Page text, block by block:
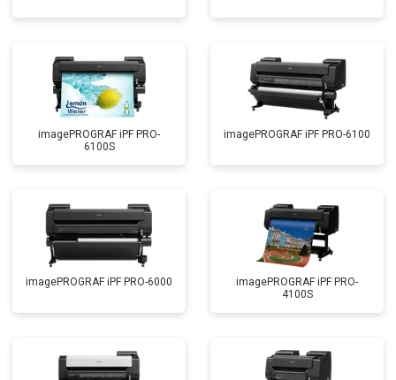
imagePROGRAF iPF PRO-
6100S
imagePROGRAF iPF PRO-6100
imagePROGRAF iPF PRO-6000
imagePROGRAF iPF PRO-
4100S